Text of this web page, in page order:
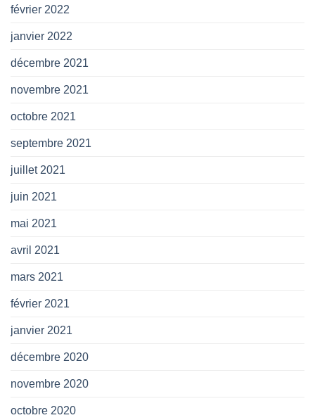
février 2022
janvier 2022
décembre 2021
novembre 2021
octobre 2021
septembre 2021
juillet 2021
juin 2021
mai 2021
avril 2021
mars 2021
février 2021
janvier 2021
décembre 2020
novembre 2020
octobre 2020